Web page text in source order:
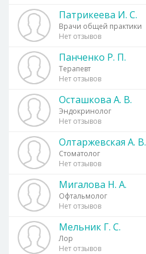
Патрикеева И. С.
Врачи общей практики
Нет отзывов
Панченко Р. П.
Терапевт
Нет отзывов
Осташкова А. В.
Эндокринолог
Нет отзывов
Олтаржевская А. В.
Стоматолог
Нет отзывов
Мигалова Н. А.
Офтальмолог
Нет отзывов
Мельник Г. С.
Лор
Нет отзывов